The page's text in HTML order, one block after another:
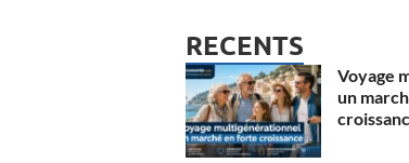
RECENTS
Voyage
un